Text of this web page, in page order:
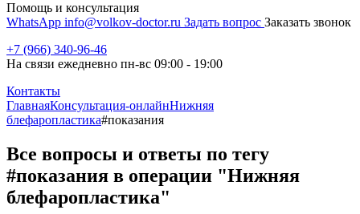
Помощь и консультация
WhatsApp info@volkov-doctor.ru Задать вопрос Заказать звонок
+7 (966) 340-96-46
На связи ежедневно пн-вс 09:00 - 19:00
Контакты
ГлавнаяКонсультация-онлайнНижняя
блефаропластика#показания
Все вопросы и ответы по тегу
#показания в операции "Нижняя
блефаропластика"